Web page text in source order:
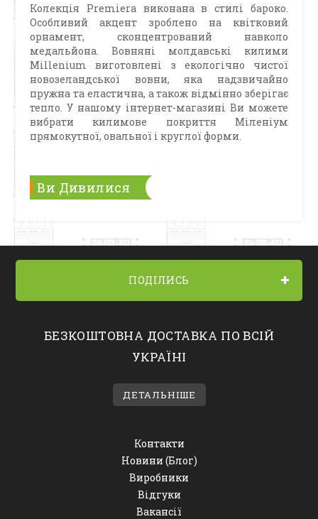
Колекція Premiera виконана в стилі бароко.
Особливий акцент зроблено на квітковий
орнамент, сконцентрований навколо
медальйона. Вовняні молдавські килими
Millenium виготовлені з екологічно чистої
новозеландської вовни, яка надзвичайно
пружна та еластична, а також відмінно зберігає
тепло. У нашому інтернет-магазині Ви можете
вибрати килимове покриття Міленіум
прямокутної, овальної і круглої форми.
Ви Дивилися
ПОДІЛИСЬ
БЕЗКОШТОВНА ДОСТАВКА ПО ВСІЙ
УКРАЇНІ
ДЕТАЛЬНІШЕ
Контакти
Новини (Блог)
Виробники
Відгуки
Вакансії